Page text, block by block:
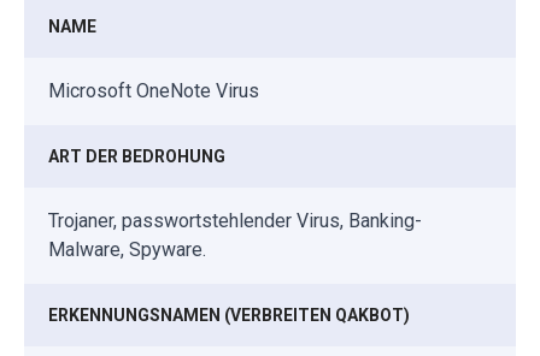
NAME
Microsoft OneNote Virus
ART DER BEDROHUNG
Trojaner, passwortstehlender Virus, Banking-
Malware, Spyware.
ERKENNUNGSNAMEN (VERBREITEN QAKBOT)